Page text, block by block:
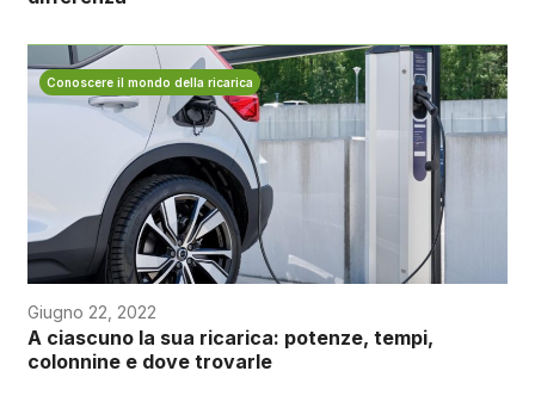
Conoscere il mondo della ricarica
Giugno 22, 2022
A ciascuno la sua ricarica: potenze, tempi,
colonnine e dove trovarle